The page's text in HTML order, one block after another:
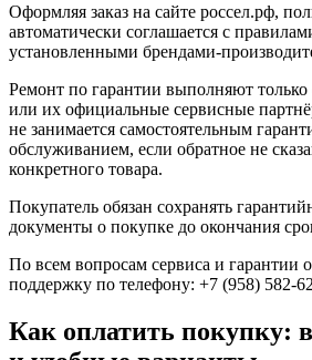
Оформляя заказ на сайте россел.рф,
автоматически соглашается с
установленными брендами-
Ремонт по гарантии выполняют
или их официальные сервисные
не занимается самостоятельным
обслуживанием, если обратное не
конкретного товара.
Покупатель обязан сохранять
документы о покупке до окончания
По всем вопросам сервиса и гарантии
поддержку по телефону: +7 (958) 582-
Как оплатить покупку: